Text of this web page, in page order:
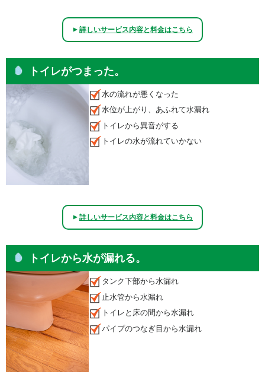
▲詳しいサービス内容と料金はこちら
トイレがつまった。
水の流れが悪くなった
水位が上がり、あふれて水漏れ
トイレから異音がする
トイレの水が流れていかない
▲詳しいサービス内容と料金はこちら
トイレから水が漏れる。
タンク下部から水漏れ
止水管から水漏れ
トイレと床の間から水漏れ
パイプのつなぎ目から水漏れ